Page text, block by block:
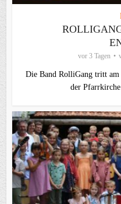
vor 3 Tagen
Die Band RolliGang tritt
der Pfarrkirche